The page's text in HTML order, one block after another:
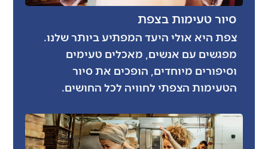
סיור טעימות בצפת
צפת היא אולי היעד המפתיע ביותר שלנו.
מפגשים עם אנשים, מאכלים טעימים
וסיפורים מיוחדים, הופכים את סיור
הטעימות הצפתי לחוויה לכל החושים.